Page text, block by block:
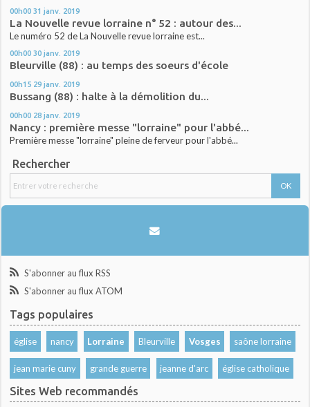
00h00 31 janv. 2019
La Nouvelle revue lorraine n° 52 : autour des...
Le numéro 52 de La Nouvelle revue lorraine est...
00h00 30 janv. 2019
Bleurville (88) : au temps des soeurs d'école
00h15 29 janv. 2019
Bussang (88) : halte à la démolition du...
00h00 28 janv. 2019
Nancy : première messe "lorraine" pour l'abbé...
Première messe "lorraine" pleine de ferveur pour l'abbé...
Rechercher
S'abonner au flux RSS
S'abonner au flux ATOM
Tags populaires
église nancy Lorraine Bleurville Vosges saône lorraine
jean marie cuny grande guerre jeanne d'arc église catholique
Sites Web recommandés